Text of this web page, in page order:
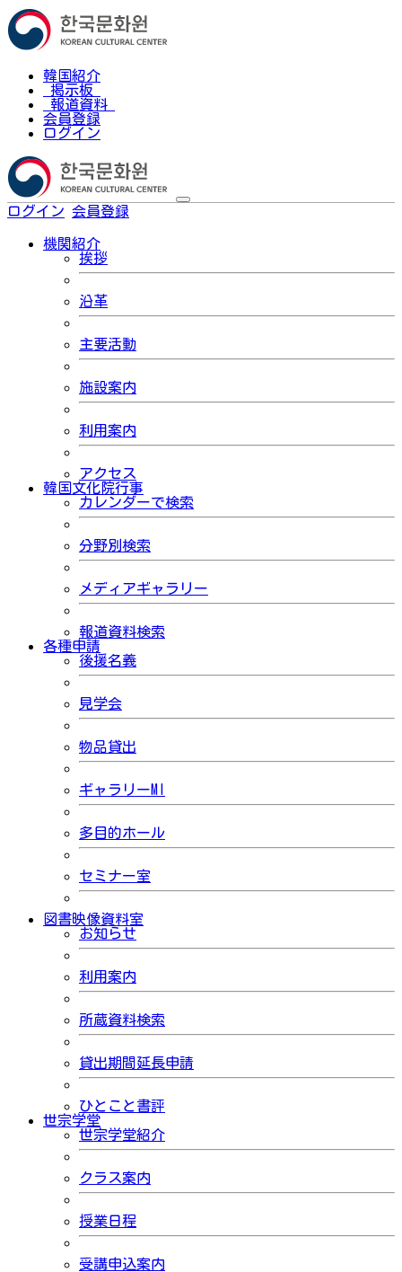
韓国紹介
掲示板
報道資料
会員登録
ログイン
ログイン 会員登録
機関紹介
挨拶
沿革
主要活動
施設案内
利用案内
アクセス
韓国文化院行事
カレンダーで検索
分野別検索
メディアギャラリー
報道資料検索
各種申請
後援名義
見学会
物品貸出
ギャラリーMI
多目的ホール
セミナー室
図書映像資料室
お知らせ
利用案内
所蔵資料検索
貸出期間延長申請
ひとこと書評
世宗学堂
世宗学堂紹介
クラス案内
授業日程
受講申込案内